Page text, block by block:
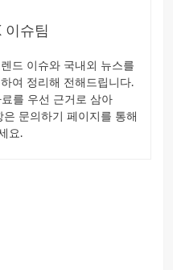
이슈팀
드 이슈와 국내외 뉴스를
여 정리해 전해드립니다.
를 우선 근거로 삼아
문의하기 페이지를 통해
요.